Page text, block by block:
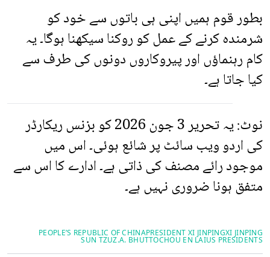
بطور قوم ہمیں اپنی ہی باتوں سے خود کو
شرمندہ کرنے کے عمل کو روکنا سیکھنا ہوگا۔ یہ
کام رہنماؤں اور پیروکاروں دونوں کی طرف سے
کیا جاتا ہے۔
نوٹ: یہ تحریر 3 جون 2026 کو بزنس ریکارڈر
کی اردو ویب سائٹ پر شائع ہوئی۔ اس میں
موجود رائے مصنف کی ذاتی ہے۔ ادارے کا اس سے
متفق ہونا ضروری نہیں ہے۔
XI JINPING
PRESIDENT XI JINPING
PEOPLE’S REPUBLIC OF CHINA
US PRESIDENTS
CHOU EN LAI
Z.A. BHUTTO
SUN TZU